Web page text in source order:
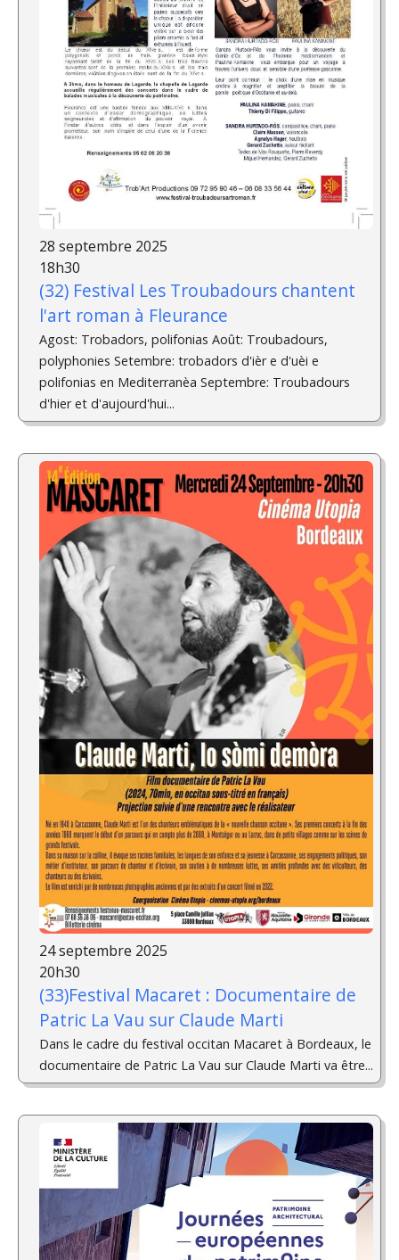
28 septembre 2025
18h30
(32) Festival Les Troubadours chantent
l'art roman à Fleurance
Agost: Trobadors, polifonias Août: Troubadours,
polyphonies Setembre: trobadors d'ièr e d'uèi e
polifonias en Mediterranèa Septembre: Troubadours
d'hier et d'aujourd'hui...
24 septembre 2025
20h30
(33)Festival Macaret : Documentaire de
Patric La Vau sur Claude Marti
Dans le cadre du festival occitan Macaret à Bordeaux, le
documentaire de Patric La Vau sur Claude Marti va être...